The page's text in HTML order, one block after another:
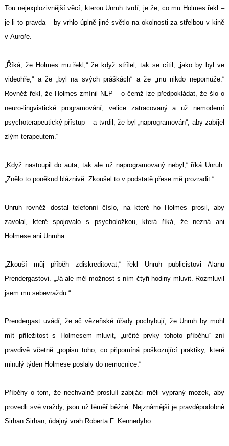
Tou nejexplozivnější věcí, kterou Unruh tvrdí, je že, co mu Holmes řekl –
je-li to pravda – by vrhlo úplně jiné světlo na okolnosti za střelbou v kině
v Auroře.
„Říká, že Holmes mu řekl,“ že když střílel, tak se cítil, „jako by byl ve
videohře,“ a že „byl na svých práškách“ a že „mu nikdo nepomůže.“
Rovněž řekl, že Holmes zmínil NLP – o čemž lze předpokládat, že šlo o
neuro-lingvistické programování, velice zatracovaný a už nemoderní
psychoterapeutický přístup – a tvrdil, že byl „naprogramován“, aby zabíjel
zlým terapeutem.“
„Když nastoupil do auta, tak ale už naprogramovaný nebyl,“ říká Unruh.
„Znělo to poněkud bláznivě. Zkoušel to v podstatě přese mě prozradit.“
Unruh rovněž dostal telefonní číslo, na které ho Holmes prosil, aby
zavolal, které spojovalo s psycholožkou, která říká, že nezná ani
Holmese ani Unruha.
„Zkouší můj příběh zdiskreditovat,“ řekl Unruh publicistovi Alanu
Prendergastovi. „Já ale měl možnost s ním čtyři hodiny mluvit. Rozmluvil
jsem mu sebevraždu.“
Prendergast uvádí, že ač vězeňské úřady pochybují, že Unruh by mohl
mít příležitost s Holmesem mluvit, „určité prvky tohoto příběhu“ zní
pravdivě včetně „popisu toho, co připomíná poškozující praktiky, které
minulý týden Holmese poslaly do nemocnice.“
Příběhy o tom, že nechvalně proslulí zabijáci měli vypraný mozek, aby
provedli své vraždy, jsou už téměř běžné. Nejznámější je pravděpodobně
Sirhan Sirhan, údajný vrah Roberta F. Kennedyho.